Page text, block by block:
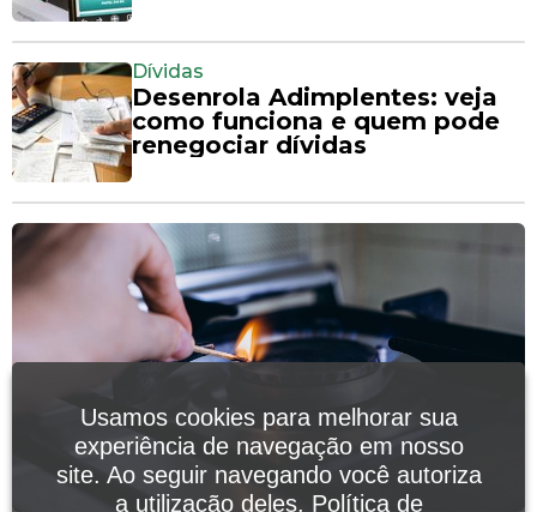
Dívidas
Desenrola Adimplentes: veja
como funciona e quem pode
renegociar dívidas
Usamos cookies para melhorar sua
experiência de navegação em nosso
site. Ao seguir navegando você autoriza
a utilização deles. Política de